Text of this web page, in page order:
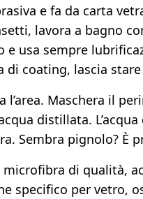
e fa da carta
lavora a bagno
usa sempre
di coating, lascia
l’area. Maschera il
distillata.
Sembra pignolo? È
microfibra di qualità,
specifico per vetro,